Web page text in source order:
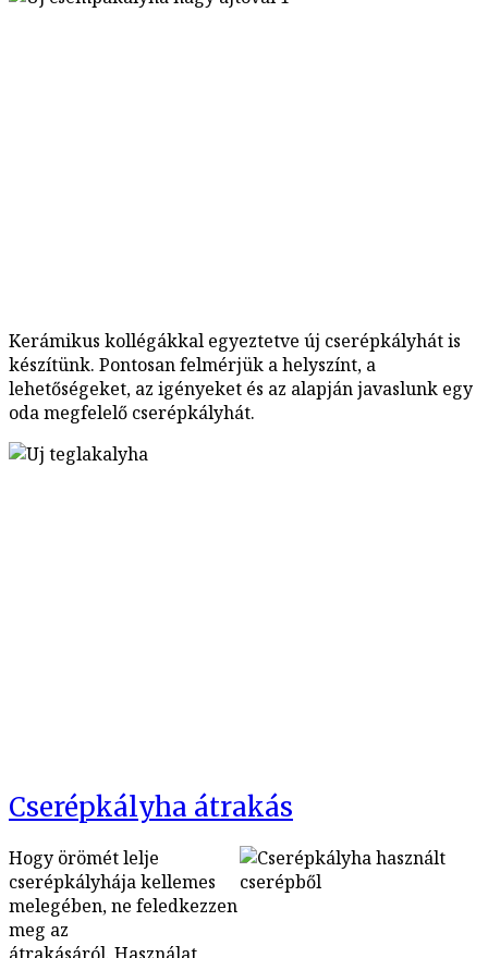
Kerámikus kollégákkal egyeztetve új cserépkályhát is
készítünk. Pontosan felmérjük a helyszínt, a
lehetőségeket, az igényeket és az alapján javaslunk egy
oda megfelelő cserépkályhát.
Cserépkályha átrakás
Hogy örömét lelje
cserépkályhája kellemes
melegében, ne feledkezzen
meg az